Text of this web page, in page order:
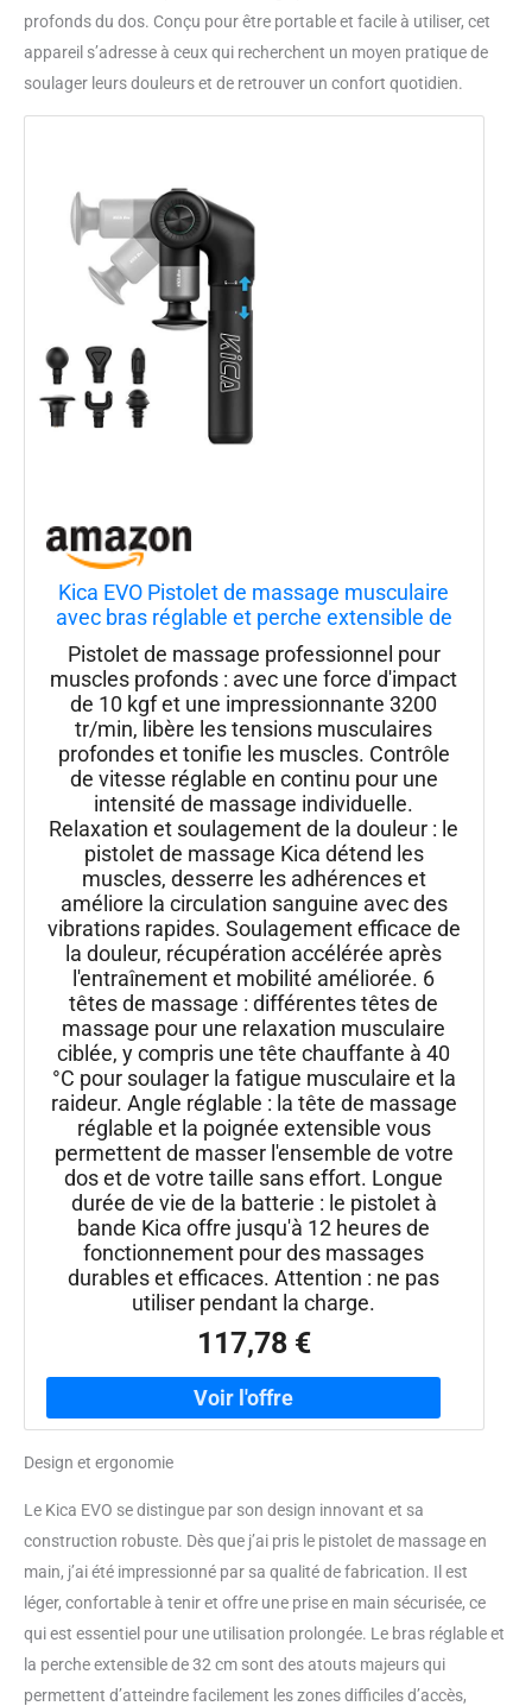
profonds du dos. Conçu pour être portable et facile à utiliser, cet
appareil s’adresse à ceux qui recherchent un moyen pratique de
soulager leurs douleurs et de retrouver un confort quotidien.
Kica EVO Pistolet de massage musculaire
avec bras réglable et perche extensible de
32 cm pour massage professionnel des
tissus profonds du dos, masseur portable
portable pour soulager la douleur des
Pistolet de massage professionnel pour
muscles profonds : avec une force d'impact
de 10 kgf et une impressionnante 3200
tr/min, libère les tensions musculaires
profondes et tonifie les muscles. Contrôle
de vitesse réglable en continu pour une
intensité de massage individuelle.
Relaxation et soulagement de la douleur : le
pistolet de massage Kica détend les
muscles, desserre les adhérences et
améliore la circulation sanguine avec des
vibrations rapides. Soulagement efficace de
la douleur, récupération accélérée après
l'entraînement et mobilité améliorée. 6
têtes de massage : différentes têtes de
massage pour une relaxation musculaire
ciblée, y compris une tête chauffante à 40
°C pour soulager la fatigue musculaire et la
raideur. Angle réglable : la tête de massage
réglable et la poignée extensible vous
permettent de masser l'ensemble de votre
dos et de votre taille sans effort. Longue
durée de vie de la batterie : le pistolet à
bande Kica offre jusqu'à 12 heures de
fonctionnement pour des massages
durables et efficaces. Attention : ne pas
utiliser pendant la charge.
117,78 €
Design et ergonomie
Le Kica EVO se distingue par son design innovant et sa
construction robuste. Dès que j’ai pris le pistolet de massage en
main, j’ai été impressionné par sa qualité de fabrication. Il est
léger, confortable à tenir et offre une prise en main sécurisée, ce
qui est essentiel pour une utilisation prolongée. Le bras réglable et
la perche extensible de 32 cm sont des atouts majeurs qui
permettent d’atteindre facilement les zones difficiles d’accès,